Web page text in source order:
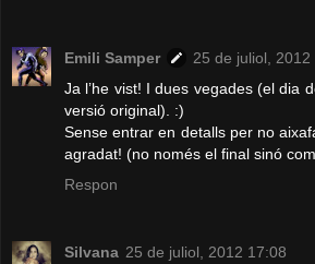
Emili Samper
25 de juliol, 2012
Ja l’he vist! I dues vegades (el dia
versió original). :)
Sense entrar en detalls per no
agradat! (no només el final sinó
Respon
Silvana 25 de juliol, 2012 17:08